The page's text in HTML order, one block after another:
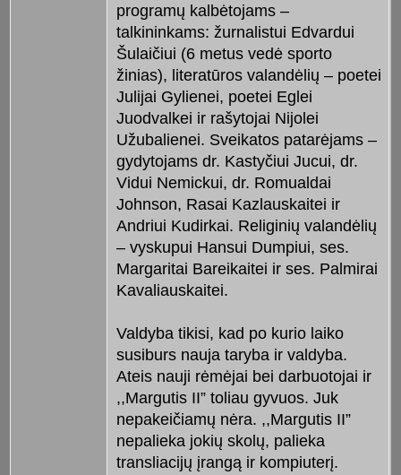
programų kalbėtojams –
talkininkams: žurnalistui Edvardui
Šulaičiui (6 metus vedė sporto
žinias), literatūros valandėlių – poetei
Julijai Gylienei, poetei Eglei
Juodvalkei ir rašytojai Nijolei
Užubalienei. Sveikatos patarėjams –
gydytojams dr. Kastyčiui Jucui, dr.
Vidui Nemickui, dr. Romualdai
Johnson, Rasai Kazlauskaitei ir
Andriui Kudirkai. Religinių valandėlių
– vyskupui Hansui Dumpiui, ses.
Margaritai Bareikaitei ir ses. Palmirai
Kavaliauskaitei.
Valdyba tikisi, kad po kurio laiko
susiburs nauja taryba ir valdyba.
Ateis nauji rėmėjai bei darbuotojai ir
,,Margutis II” toliau gyvuos. Juk
nepakeičiamų nėra. ,,Margutis II”
nepalieka jokių skolų, palieka
transliacijų įrangą ir kompiuterį.